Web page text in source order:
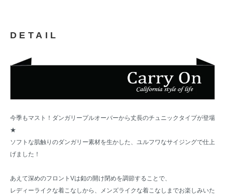
DETAIL
今季もマスト！ダンガリープルオーバーから丈長のチュニックタイプが登場
★
ソフトな肌触りのダンガリー素材を生かした、ユルフワなサイジングで仕上
げました！
あえて深めのフロントVは釦の開け閉めを調節することで、
レディーライクな着こなしから、メンズライクな着こなしまでお楽しみいた